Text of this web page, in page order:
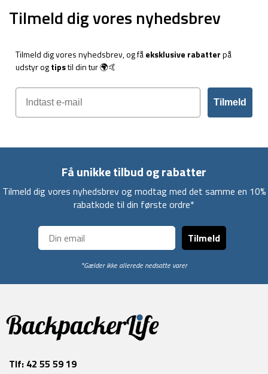
Tilmeld dig vores nyhedsbrev
Tilmeld dig vores nyhedsbrev, og fåeksklusive rabatterpå
udstyr ogtipstil din tur 🌍🤙
Tilmeld
Få unikke tilbud og rabatter
Tilmeld dig vores nyhedsbrev og modtag med det samme en 10%
rabatkode til din første ordre*
Tilmeld
*Gælder ikke allerede nedsatte varer
Tlf: 42 55 59 19